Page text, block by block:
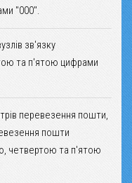
"000".
зв'язку
та п'ятою цифрами
перевезення пошти,
пошти
четвертою та п'ятою